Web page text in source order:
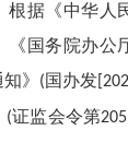
根据《中华人
《国务院办公
》 ( 国办发
(证监会令第205